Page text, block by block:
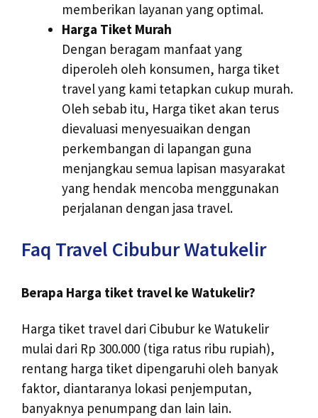
memberikan layanan yang optimal.
Harga Tiket Murah
Dengan beragam manfaat yang
diperoleh oleh konsumen, harga tiket
travel yang kami tetapkan cukup murah.
Oleh sebab itu, Harga tiket akan terus
dievaluasi menyesuaikan dengan
perkembangan di lapangan guna
menjangkau semua lapisan masyarakat
yang hendak mencoba menggunakan
perjalanan dengan jasa travel.
Faq Travel Cibubur Watukelir
Berapa Harga tiket travel ke Watukelir?
Harga tiket travel dari Cibubur ke Watukelir
mulai dari Rp 300.000 (tiga ratus ribu rupiah),
rentang harga tiket dipengaruhi oleh banyak
faktor, diantaranya lokasi penjemputan,
banyaknya penumpang dan lain lain.